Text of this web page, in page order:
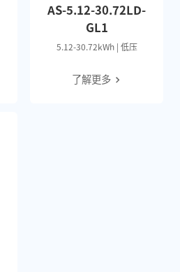
AS-5.12-30.72LD-
GL1
5.12-30.72kWh | 低压
了解更多